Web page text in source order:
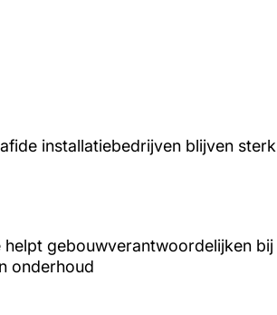
installatiebedrijven blijven sterk
helpt gebouwverantwoordelijken bij
onderhoud